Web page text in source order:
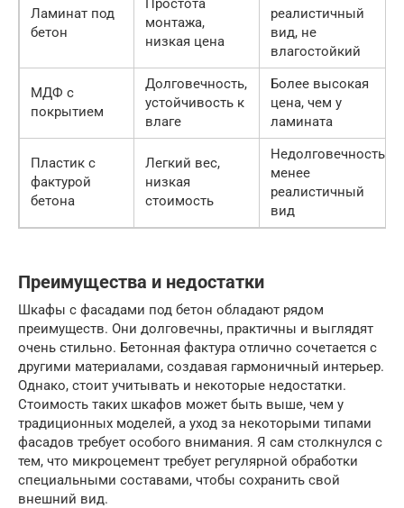
Ламинат под
бетон
Простота
монтажа,
низкая цена
реалистичный
вид, не
влагостойкий
МДФ с
покрытием
Долговечность,
устойчивость к
влаге
Более высокая
цена, чем у
ламината
Пластик с
фактурой
бетона
Легкий вес,
низкая
стоимость
Недолговечность,
менее
реалистичный
вид
Преимущества и недостатки
Шкафы с фасадами под бетон обладают рядом
преимуществ. Они долговечны, практичны и выглядят
очень стильно. Бетонная фактура отлично сочетается с
другими материалами, создавая гармоничный интерьер.
Однако, стоит учитывать и некоторые недостатки.
Стоимость таких шкафов может быть выше, чем у
традиционных моделей, а уход за некоторыми типами
фасадов требует особого внимания. Я сам столкнулся с
тем, что микроцемент требует регулярной обработки
специальными составами, чтобы сохранить свой
внешний вид.